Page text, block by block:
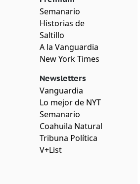
Semanario
Historias de
Saltillo
A la Vanguardia
New York Times
Newsletters
Vanguardia
Lo mejor de NYT
Semanario
Coahuila Natural
Tribuna Política
V+List